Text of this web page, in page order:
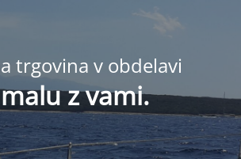
trgovina v obdelavi
z vami.